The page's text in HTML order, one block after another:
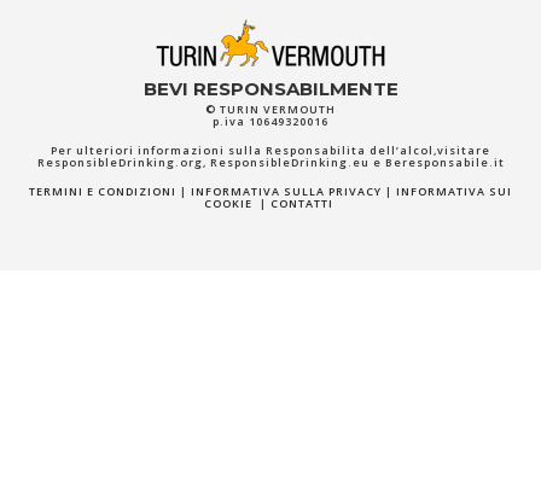
BEVI RESPONSABILMENTE
© TURIN VERMOUTH
p.iva 10649320016
Per ulteriori informazioni sulla Responsabilitа dell’alcol,visitare
ResponsibleDrinking.org, ResponsibleDrinking.eu e Beresponsabile.it
TERMINI E CONDIZIONI | INFORMATIVA SULLA PRIVACY | INFORMATIVA SUI
COOKIE | CONTATTI